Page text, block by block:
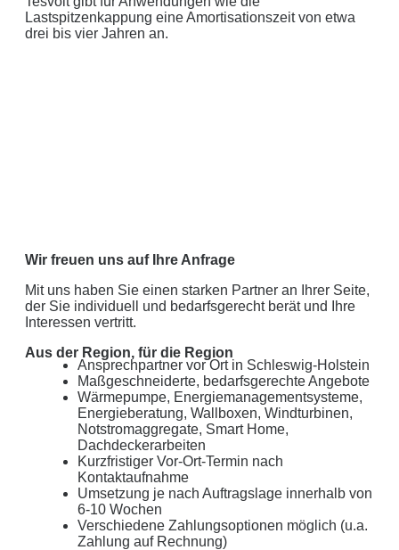
Lastspitzenkappung eine Amortisationszeit von etwa
drei bis vier Jahren an.
Wir freuen uns auf Ihre Anfrage
Mit uns haben Sie einen starken Partner an Ihrer Seite,
der Sie individuell und bedarfsgerecht berät und Ihre
Interessen vertritt.
Aus der Region, für die Region
Ansprechpartner vor Ort in Schleswig-Holstein
Maßgeschneiderte, bedarfsgerechte Angebote
Wärmepumpe, Energiemanagementsysteme,
Energieberatung, Wallboxen, Windturbinen,
Notstromaggregate, Smart Home,
Dachdeckerarbeiten
Kurzfristiger Vor-Ort-Termin nach
Kontaktaufnahme
Umsetzung je nach Auftragslage innerhalb von
6-10 Wochen
Verschiedene Zahlungsoptionen möglich (u.a.
Zahlung auf Rechnung)